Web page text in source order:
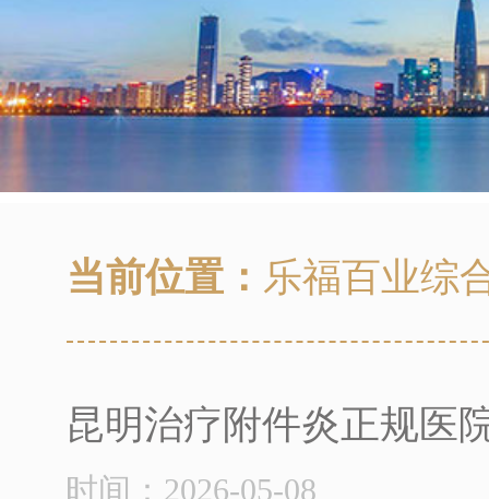
当前位置： 乐福百业综
昆明治疗附件炎正规医
时间：2026-05-08